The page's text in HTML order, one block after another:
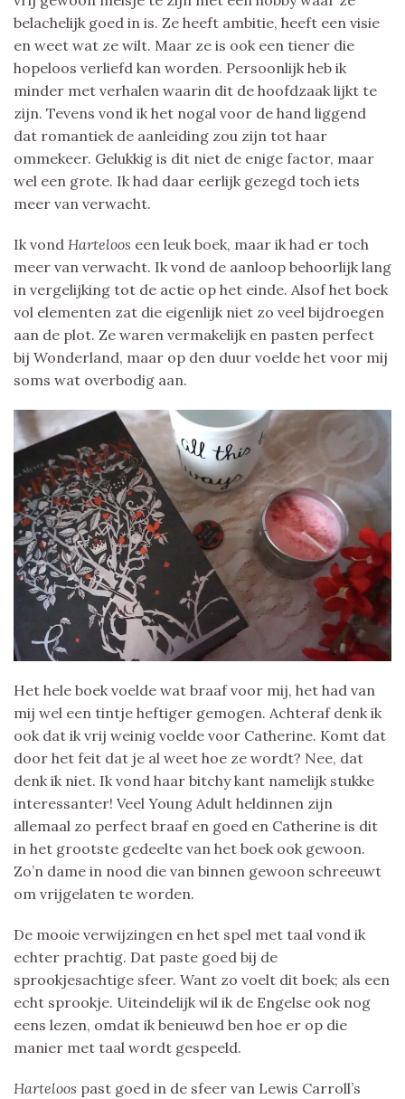
belachelijk goed in is. Ze heeft ambitie, heeft een visie
en weet wat ze wilt. Maar ze is ook een tiener die
hopeloos verliefd kan worden. Persoonlijk heb ik
minder met verhalen waarin dit de hoofdzaak lijkt te
zijn. Tevens vond ik het nogal voor de hand liggend
dat romantiek de aanleiding zou zijn tot haar
ommekeer. Gelukkig is dit niet de enige factor, maar
wel een grote. Ik had daar eerlijk gezegd toch iets
meer van verwacht.
Ik vond Harteloos een leuk boek, maar ik had er toch
meer van verwacht. Ik vond de aanloop behoorlijk lang
in vergelijking tot de actie op het einde. Alsof het boek
vol elementen zat die eigenlijk niet zo veel bijdroegen
aan de plot. Ze waren vermakelijk en pasten perfect
bij Wonderland, maar op den duur voelde het voor mij
soms wat overbodig aan.
Het hele boek voelde wat braaf voor mij, het had van
mij wel een tintje heftiger gemogen. Achteraf denk ik
ook dat ik vrij weinig voelde voor Catherine. Komt dat
door het feit dat je al weet hoe ze wordt? Nee, dat
denk ik niet. Ik vond haar bitchy kant namelijk stukke
interessanter! Veel Young Adult heldinnen zijn
allemaal zo perfect braaf en goed en Catherine is dit
in het grootste gedeelte van het boek ook gewoon.
Zo’n dame in nood die van binnen gewoon schreeuwt
om vrijgelaten te worden.
De mooie verwijzingen en het spel met taal vond ik
echter prachtig. Dat paste goed bij de
sprookjesachtige sfeer. Want zo voelt dit boek; als een
echt sprookje. Uiteindelijk wil ik de Engelse ook nog
eens lezen, omdat ik benieuwd ben hoe er op die
manier met taal wordt gespeeld.
Harteloos past goed in de sfeer van Lewis Carroll’s